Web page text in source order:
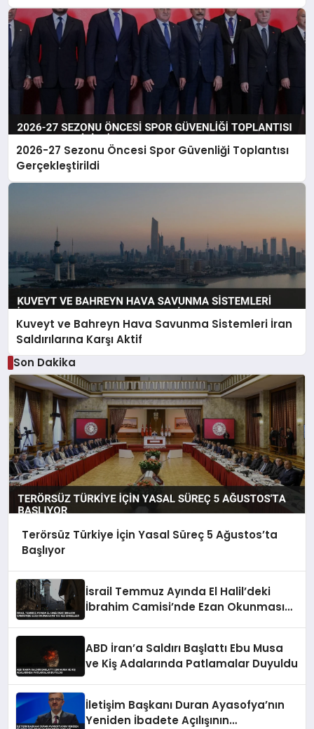
2026-27 Sezonu Öncesi Spor Güvenliği Toplantısı
Gerçekleştirildi
Kuveyt ve Bahreyn Hava Savunma Sistemleri İran
Saldırılarına Karşı Aktif
Son Dakika
Terörsüz Türkiye İçin Yasal Süreç 5 Ağustos’ta
Başlıyor
İsrail Temmuz Ayında El Halil’deki
İbrahim Camisi’nde Ezan Okunmasını
ABD İran’a Saldırı Başlattı Ebu Musa
ve Kiş Adalarında Patlamalar Duyuldu
İletişim Başkanı Duran Ayasofya’nın
Yeniden İbadete Açılışının